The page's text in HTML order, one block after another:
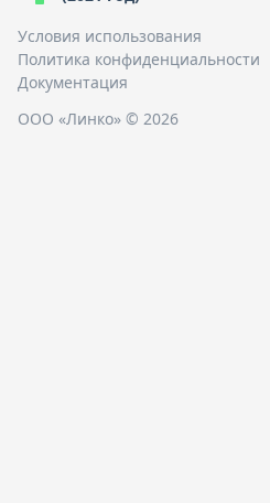
Условия использования
Политика конфиденциальности
Документация
ООО «Линко» © 2026